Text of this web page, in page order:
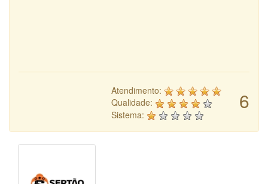
6
Atendimento:
Qualidade:
Sistema: